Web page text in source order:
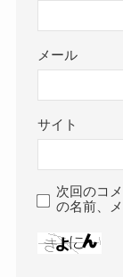
メール
サイト
次回のコ
の名前、